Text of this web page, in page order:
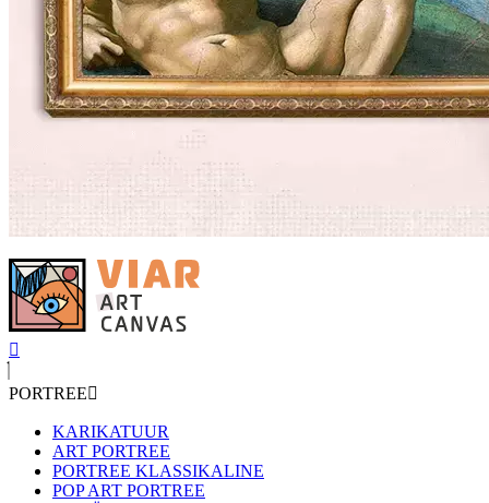
PORTREE
KARIKATUUR
ART PORTREE
PORTREE KLASSIKALINE
POP ART PORTREE